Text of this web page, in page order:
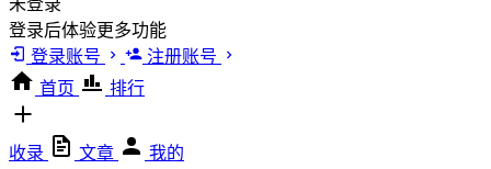
未登录
登录后体验更多功能
登录账号
注册账号
首页
排行
收录 文章
我的